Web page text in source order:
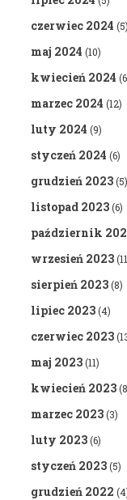
czerwiec 2024 (5)
maj 2024 (10)
kwiecień 2024
marzec 2024 (12)
luty 2024 (9)
styczeń 2024 (6)
grudzień 2023(5)
listopad 2023(6)
październik
wrzesień 2023
sierpień 2023(8)
lipiec 2023(4)
czerwiec 2023
maj 2023(11)
kwiecień 2023
marzec 2023(3)
luty 2023(6)
styczeń 2023(5)
grudzień 2022